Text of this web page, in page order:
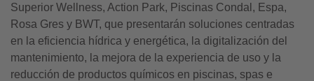
Superior Wellness, Action Park, Piscinas Condal, Espa,
Rosa Gres y BWT, que presentarán soluciones centradas
en la eficiencia hídrica y energética, la digitalización del
mantenimiento, la mejora de la experiencia de uso y la
reducción de productos químicos en piscinas, spas e